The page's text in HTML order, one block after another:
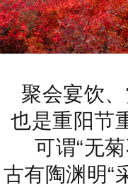
聚会宴饮
也是重阳节
可谓“无
古有陶渊明“